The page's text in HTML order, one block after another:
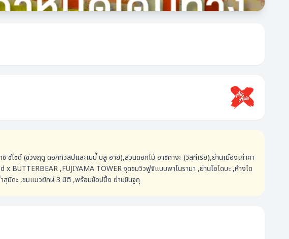
ซีไซด์ (ช่วงฤดู ดอกทิวลิปและเบบี้ บลู อาย),สวนดอกไม้ อาชิคางะ (วิสทีเรีย),ย่านเมืองเก่าคา
BUTTERBEAR ,FUJIYAMA TOWER จุดชมวิวฟูจิแบบพาโนรามา ,ย่านโอไดบะ ,ห้างได
สุมิดะ ,ชมแมวยักษ์ 3 มิติ ,พร้อมช้อปปิ้ง ย่านชินจูกุ